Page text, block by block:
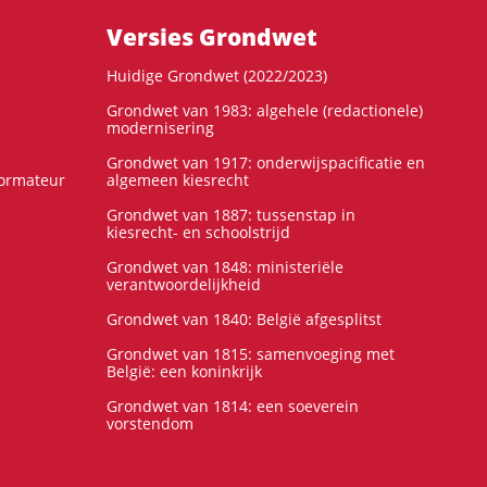
Versies Grondwet
Huidige Grondwet (2022/2023)
Grondwet van 1983: algehele (redactionele)
modernisering
Grondwet van 1917: onderwijspacificatie en
algemeen kiesrecht
Grondwet van 1887: tussenstap in
kiesrecht- en schoolstrijd
Grondwet van 1848: ministeriële
verantwoordelijkheid
Grondwet van 1840: België afgesplitst
Grondwet van 1815: samenvoeging met
België: een koninkrijk
Grondwet van 1814: een soeverein
vorstendom